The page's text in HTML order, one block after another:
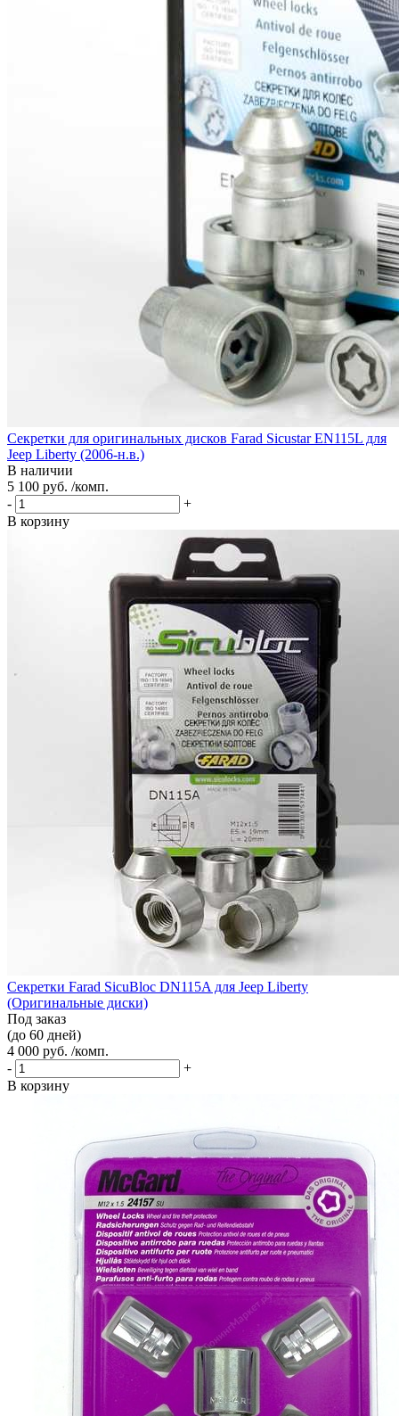
Секретки для оригинальных дисков Farad Sicustar EN115L для
Jeep Liberty (2006-н.в.)
В наличии
5 100 руб. /комп.
-
+
В корзину
Секретки Farad SicuBloc DN115A для Jeep Liberty
(Оригинальные диски)
Под заказ
(до 60 дней)
4 000 руб. /комп.
-
+
В корзину